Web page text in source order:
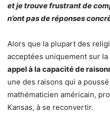
et je trouve frustrant de
n’ont pas de réponses
Alors que la plupart des
acceptées uniquement sur la
appel à la capacité de
une des raisons qui a
mathématicien américain,
Kansas, à se reconvertir.